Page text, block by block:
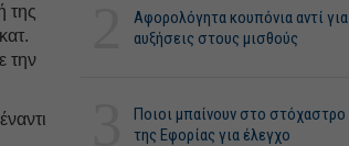
της
την
Αφορολόγητα κουπόνια αντί για
αυξήσεις στους μισθούς
Ποιοι μπαίνουν στο στόχαστρο
της Εφορίας για έλεγχο